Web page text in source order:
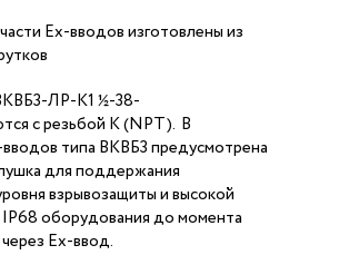
Ex-вводов изготовлены из
ЛР-К1 ½-38-
с резьбой K (NPT). В
типа ВКВБ3 предусмотрена
для поддержания
взрывозащиты и высокой
оборудования до момента
Ex-ввод.